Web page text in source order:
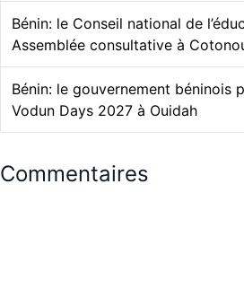
Bénin: le Conseil national de
Assemblée consultative à
Bénin: le gouvernement béninois
Vodun Days 2027 à Ouidah
Commentaires